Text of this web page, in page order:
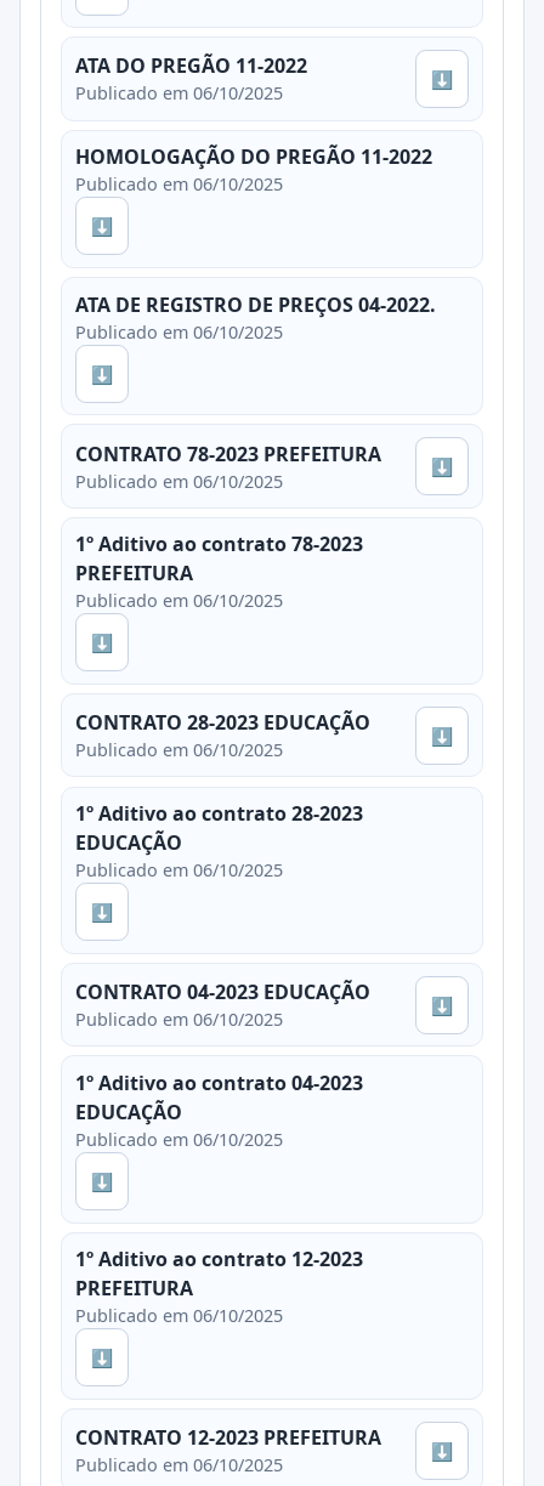
ATA DO PREGÃO 11-2022
Publicado em 06/10/2025
⬇
HOMOLOGAÇÃO DO PREGÃO 11-2022
Publicado em 06/10/2025
⬇
ATA DE REGISTRO DE PREÇOS 04-2022.
Publicado em 06/10/2025
⬇
CONTRATO 78-2023 PREFEITURA
Publicado em 06/10/2025
⬇
1º Aditivo ao contrato 78-2023
PREFEITURA
Publicado em 06/10/2025
⬇
CONTRATO 28-2023 EDUCAÇÃO
Publicado em 06/10/2025
⬇
1º Aditivo ao contrato 28-2023
EDUCAÇÃO
Publicado em 06/10/2025
⬇
CONTRATO 04-2023 EDUCAÇÃO
Publicado em 06/10/2025
⬇
1º Aditivo ao contrato 04-2023
EDUCAÇÃO
Publicado em 06/10/2025
⬇
1º Aditivo ao contrato 12-2023
PREFEITURA
Publicado em 06/10/2025
⬇
CONTRATO 12-2023 PREFEITURA
Publicado em 06/10/2025
⬇